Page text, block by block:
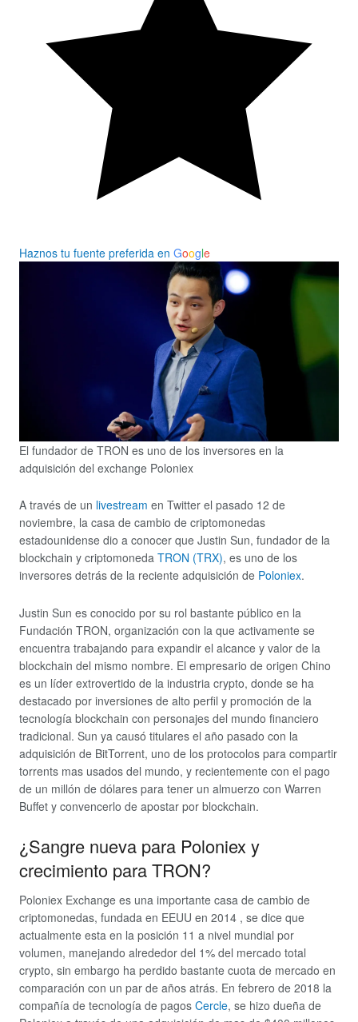
Haznos tu fuente preferida en Google
El fundador de TRON es uno de los inversores en la
adquisición del exchange Poloniex
A través de un livestream en Twitter el pasado 12 de
noviembre, la casa de cambio de criptomonedas
estadounidense dio a conocer que Justin Sun, fundador de la
blockchain y criptomoneda TRON (TRX), es uno de los
inversores detrás de la reciente adquisición de Poloniex.
Justin Sun es conocido por su rol bastante público en la
Fundación TRON, organización con la que activamente se
encuentra trabajando para expandir el alcance y valor de la
blockchain del mismo nombre. El empresario de origen Chino
es un líder extrovertido de la industria crypto, donde se ha
destacado por inversiones de alto perfil y promoción de la
tecnología blockchain con personajes del mundo financiero
tradicional. Sun ya causó titulares el año pasado con la
adquisición de BitTorrent, uno de los protocolos para compartir
torrents mas usados del mundo, y recientemente con el pago
de un millón de dólares para tener un almuerzo con Warren
Buffet y convencerlo de apostar por blockchain.
¿Sangre nueva para Poloniex y
crecimiento para TRON?
Poloniex Exchange es una importante casa de cambio de
criptomonedas, fundada en EEUU en 2014 , se dice que
actualmente esta en la posición 11 a nivel mundial por
volumen, manejando alrededor del 1% del mercado total
crypto, sin embargo ha perdido bastante cuota de mercado en
comparación con un par de años atrás. En febrero de 2018 la
compañía de tecnología de pagos Cercle, se hizo dueña de